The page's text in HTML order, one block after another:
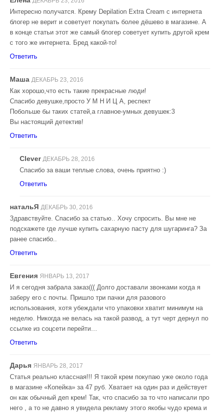
Интересно получатся. Крему Depilation Extra Cream с интернета
блогер не верит и советует покупать более дёшево в магазине. А
в конце статьи этот же самый блогер советует купить другой крем
с того же интернета. Бред какой-то!
Ответить
Маша ДЕКАБРЬ 23, 2016
Как хорошо,что есть такие прекрасные люди!
Спасибо девушке,просто У М Н И Ц А, респект
Побольше бы таких статей,а главное-умных девушек:3
Вы настоящий детектив!
Ответить
Clever ДЕКАБРЬ 28, 2016
Спасибо за ваши теплые слова, очень приятно :)
Ответить
натальЯ ДЕКАБРЬ 30, 2016
Здравствуйте. Спасибо за статью.. Хочу спросить. Вы мне не
подскажете где лучше купить сахарную пасту для шугаринга? За
ранее спасибо..
Ответить
Евгения ЯНВАРЬ 13, 2017
И я сегодня забрала заказ((( Долго доставали звонками когда я
заберу его с почты. Пришло три пачки для разового
использования, хотя убеждали что упаковки хватит минимум на
неделю. Никогда не велась на такой развод, а тут черт дернул по
ссылке из соцсети перейти…
Ответить
Дарья ЯНВАРЬ 28, 2017
Статья реально классная!!! Я такой крем покупаю уже около года
в магазине «Копейка» за 47 руб. Хватает на один раз и действует
он как обычный деп крем! Так, что спасибо за то что написали про
него , а то не давно я увидела рекламу этого якобы чудо крема и